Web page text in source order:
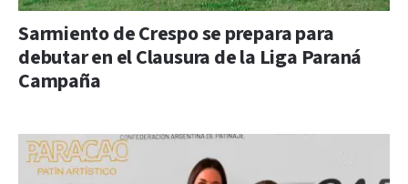
Sarmiento de Crespo se prepara para
debutar en el Clausura de la Liga Paraná
Campaña